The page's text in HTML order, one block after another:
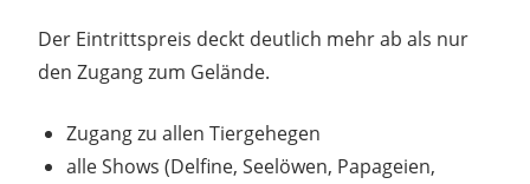
Der Eintrittspreis deckt deutlich mehr ab als nur
den Zugang zum Gelände.
Zugang zu allen Tiergehegen
alle Shows (Delfine, Seelöwen, Papageien,